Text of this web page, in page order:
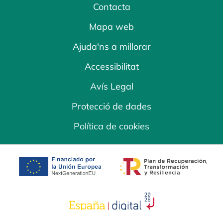
Contacta
Mapa web
Ajuda'ns a millorar
Accessibilitat
Avís Legal
Protecció de dades
Política de cookies
opens in a new tab opens in a new
opens in a new tab